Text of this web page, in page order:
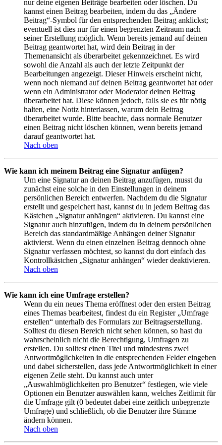
nur deine eigenen Beiträge bearbeiten oder löschen. Du
kannst einen Beitrag bearbeiten, indem du das „Ändere
Beitrag“-Symbol für den entsprechenden Beitrag anklickst;
eventuell ist dies nur für einen begrenzten Zeitraum nach
seiner Erstellung möglich. Wenn bereits jemand auf deinen
Beitrag geantwortet hat, wird dein Beitrag in der
Themenansicht als überarbeitet gekennzeichnet. Es wird
sowohl die Anzahl als auch der letzte Zeitpunkt der
Bearbeitungen angezeigt. Dieser Hinweis erscheint nicht,
wenn noch niemand auf deinen Beitrag geantwortet hat oder
wenn ein Administrator oder Moderator deinen Beitrag
überarbeitet hat. Diese können jedoch, falls sie es für nötig
halten, eine Notiz hinterlassen, warum dein Beitrag
überarbeitet wurde. Bitte beachte, dass normale Benutzer
einen Beitrag nicht löschen können, wenn bereits jemand
darauf geantwortet hat.
Nach oben
Wie kann ich meinem Beitrag eine Signatur anfügen?
Um eine Signatur an deinen Beitrag anzufügen, musst du
zunächst eine solche in den Einstellungen in deinem
persönlichen Bereich entwerfen. Nachdem du die Signatur
erstellt und gespeichert hast, kannst du in jedem Beitrag das
Kästchen „Signatur anhängen“ aktivieren. Du kannst eine
Signatur auch hinzufügen, indem du in deinem persönlichen
Bereich das standardmäßige Anhängen deiner Signatur
aktivierst. Wenn du einen einzelnen Beitrag dennoch ohne
Signatur verfassen möchtest, so kannst du dort einfach das
Kontrollkästchen „Signatur anhängen“ wieder deaktivieren.
Nach oben
Wie kann ich eine Umfrage erstellen?
Wenn du ein neues Thema eröffnest oder den ersten Beitrag
eines Themas bearbeitest, findest du ein Register „Umfrage
erstellen“ unterhalb des Formulars zur Beitragserstellung.
Solltest du diesen Bereich nicht sehen können, so hast du
wahrscheinlich nicht die Berechtigung, Umfragen zu
erstellen. Du solltest einen Titel und mindestens zwei
Antwortmöglichkeiten in die entsprechenden Felder eingeben
und dabei sicherstellen, dass jede Antwortmöglichkeit in einer
eigenen Zeile steht. Du kannst auch unter
„Auswahlmöglichkeiten pro Benutzer“ festlegen, wie viele
Optionen ein Benutzer auswählen kann, welches Zeitlimit für
die Umfrage gilt (0 bedeutet dabei eine zeitlich unbegrenzte
Umfrage) und schließlich, ob die Benutzer ihre Stimme
ändern können.
Nach oben